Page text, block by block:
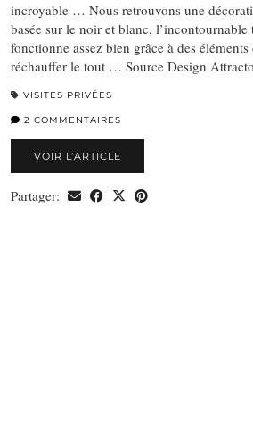
incroyable … Nous retrouvons une
basée sur le noir et blanc,
fonctionne assez bien grâce à des
réchauffer le tout … Source Design
VISITES PRIVÉES
2 COMMENTAIRES
VOIR L’ARTICLE
Partager: